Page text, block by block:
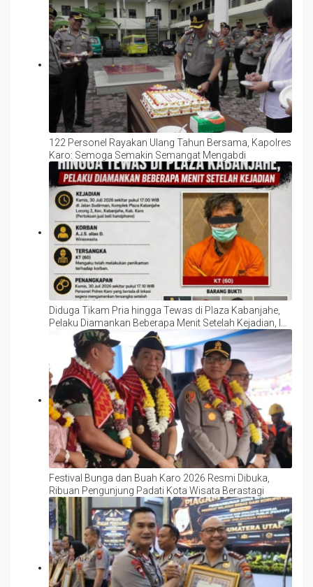
122 Personel Rayakan Ulang Tahun Bersama, Kapolres
Karo: Semoga Semakin Semangat Mengabdi
Diduga Tikam Pria hingga Tewas di Plaza Kabanjahe,
Pelaku Diamankan Beberapa Menit Setelah Kejadian, Ini
Motifnya
Festival Bunga dan Buah Karo 2026 Resmi Dibuka,
Ribuan Pengunjung Padati Kota Wisata Berastagi